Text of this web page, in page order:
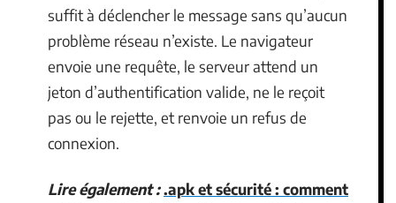
suffit à déclencher le message sans qu’aucun
problème réseau n’existe. Le navigateur
envoie une requête, le serveur attend un
jeton d’authentification valide, ne le reçoit
pas ou le rejette, et renvoie un refus de
connexion.
Lire également :.apk et sécurité : comment